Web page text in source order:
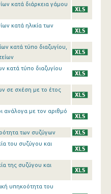
κατά διάρκεια γάμου
κατά ηλικία των
κατά τύπο διαζυγίου,
κατά τύπο διαζυγίου
σε σχέση με το έτος
ανάλογα με τον αριθμό
των συζύγων
του συζύγου και
της συζύγου και
υπηκοότητα του